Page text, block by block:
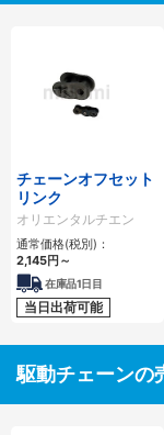
チェーンオフセット
リンク
オリエンタルチエン
通常価格(税別)：
2,145円～
在庫品1日目
当日出荷可能
駆動チェーンの